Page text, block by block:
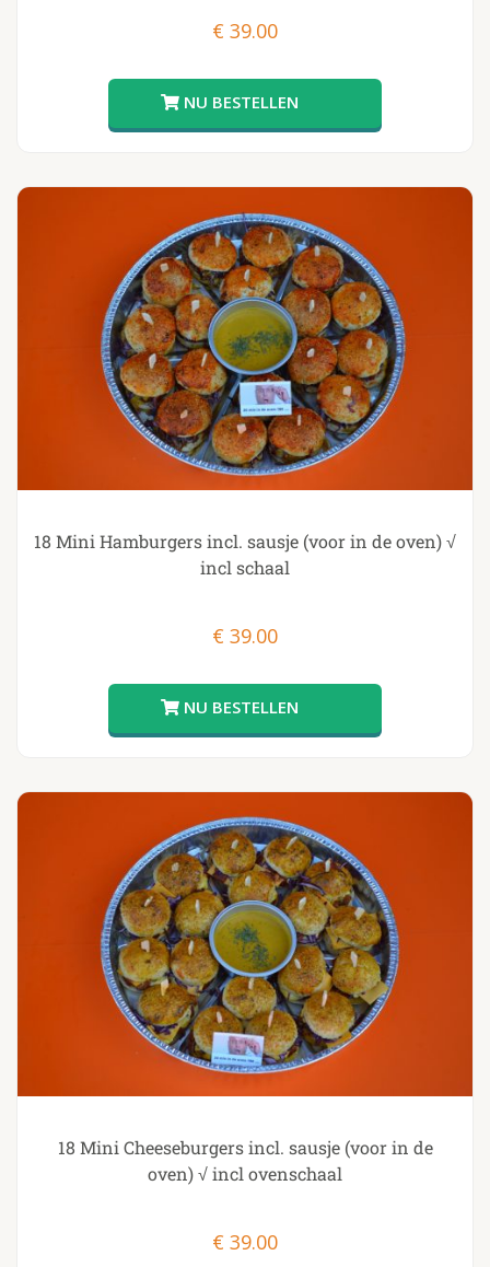
€ 39.00
18 Mini Hamburgers incl. sausje (voor in de oven) √
incl schaal
€ 39.00
18 Mini Cheeseburgers incl. sausje (voor in de
oven) √ incl ovenschaal
€ 39.00